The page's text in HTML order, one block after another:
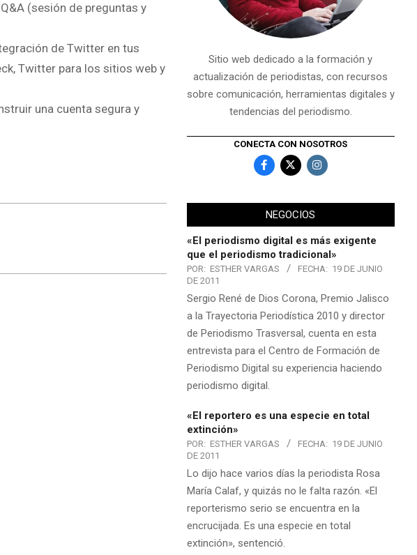
(sesión de preguntas y
de Twitter en tus
Twitter para los sitios web y
una cuenta segura y
Sitio web dedicado a la formación y
actualización de periodistas, con recursos
sobre comunicación, herramientas digitales y
tendencias del periodismo.
CONECTA CON NOSOTROS
NEGOCIOS
«El periodismo digital es más exigente
que el periodismo tradicional»
POR: ESTHER VARGAS FECHA: 19 DE JUNIO
DE 2011
Sergio René de Dios Corona, Premio Jalisco
a la Trayectoria Periodística 2010 y director
de Periodismo Trasversal, cuenta en esta
entrevista para el Centro de Formación de
Periodismo Digital su experiencia haciendo
periodismo digital.
«El reportero es una especie en total
extinción»
POR: ESTHER VARGAS FECHA: 19 DE JUNIO
DE 2011
Lo dijo hace varios días la periodista Rosa
María Calaf, y quizás no le falta razón. «El
reporterismo serio se encuentra en la
encrucijada. Es una especie en total
extinción», sentenció.